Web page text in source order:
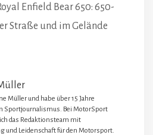
Enfield Bear 650: 650-
Straße und im Gelände
Müller und habe über 15 Jahre
Sportjournalismus. Bei MotorSport
das Redaktionsteam mit
und Leidenschaft für den Motorsport.